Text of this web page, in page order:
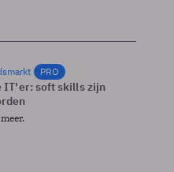
PRO
IT'er: soft skills zijn